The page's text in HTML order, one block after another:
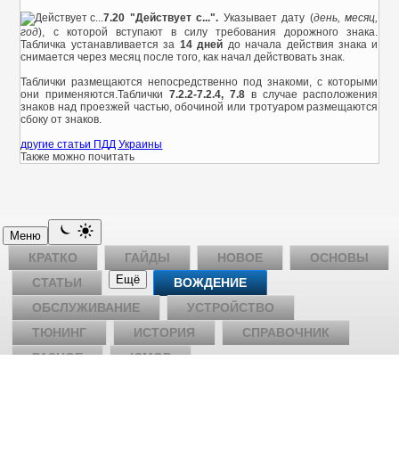
Меню
КРАТКО ГАЙДЫ НОВОЕ
ОСНОВЫ
СТАТЬИ
Ещё
ВОЖДЕНИЕ
ОБСЛУЖИВАНИЕ
УСТРОЙСТВО
ТЮНИНГ
ИСТОРИЯ
СПРАВОЧНИК
РАЗНОЕ
ЮМОР
7.20 "Действует с...". Указывает дату (день, месяц,
год), с которой вступают в силу требования дорожного знака.
Табличка устанавливается за 14 дней до начала действия знака и
снимается через месяц после того, как начал действовать знак.
Таблички размещаются непосредственно под знакоми, с которыми
они применяются.Таблички7.2.2-7.2.4, 7.8в случае расположения
знаков над проезжей частью, обочиной или тротуаром размещаются
сбоку от знаков.
другие статьи ПДД Украины
Также можно почитать